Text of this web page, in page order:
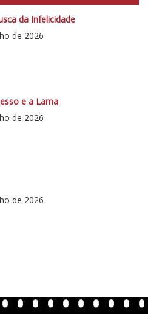
da Infelicidade
de 2026
e a Lama
de 2026
de 2026